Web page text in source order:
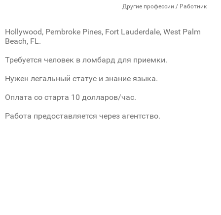
Другие профессии / Работник
Hollywood, Pembroke Pines, Fort Lauderdale, West Palm
Beach, FL.
Требуется человек в ломбард для приемки.
Нужен легальный статус и знание языка.
Оплата со старта 10 долларов/час.
Работа предоставляется через агентство.